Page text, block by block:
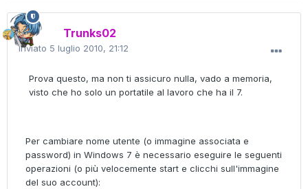
Trunks02
Inviato 5 luglio 2010, 21:12
Prova questo, ma non ti assicuro nulla, vado a memoria,
visto che ho solo un portatile al lavoro che ha il 7.
Per cambiare nome utente (o immagine associata e
password) in Windows 7 è necessario eseguire le seguenti
operazioni (o più velocemente start e clicchi sull'immagine
del suo account):